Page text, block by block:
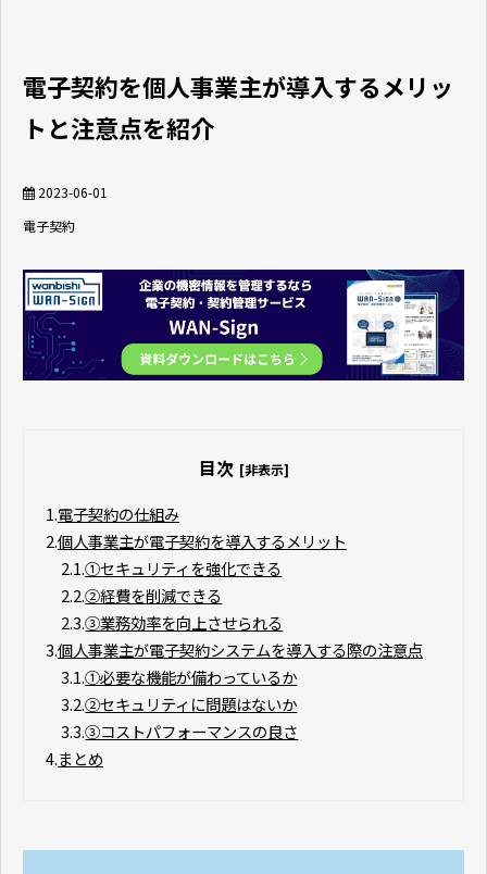
電子契約を個人事業主が導入するメリッ
トと注意点を紹介
2023-06-01
電子契約
目次 [非表示]
1.電子契約の仕組み
2.個人事業主が電子契約を導入するメリット
2.1.①セキュリティを強化できる
2.2.②経費を削減できる
2.3.③業務効率を向上させられる
3.個人事業主が電子契約システムを導入する際の注意点
3.1.①必要な機能が備わっているか
3.2.②セキュリティに問題はないか
3.3.③コストパフォーマンスの良さ
4.まとめ